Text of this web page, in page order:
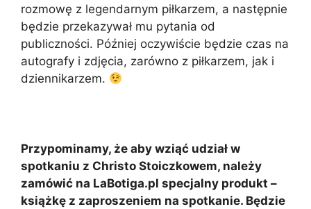
rozmowę z legendarnym piłkarzem, a następnie
będzie przekazywał mu pytania od
publiczności. Później oczywiście będzie czas na
autografy i zdjęcia, zarówno z piłkarzem, jak i
dziennikarzem.
Przypominamy, że aby wziąć udział w
spotkaniu z Christo Stoiczkowem, należy
zamówić na LaBotiga.pl specjalny produkt –
książkę z zaproszeniem na spotkanie. Będzie